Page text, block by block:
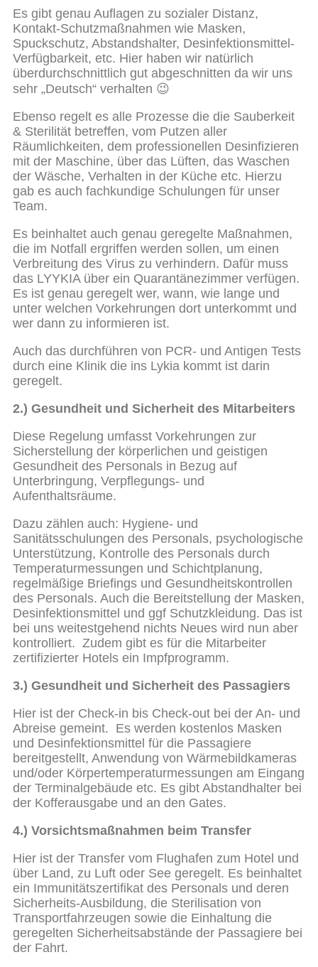
Es gibt genau Auflagen zu sozialer Distanz,
Kontakt-Schutzmaßnahmen wie Masken,
Spuckschutz, Abstandshalter, Desinfektionsmittel-
Verfügbarkeit, etc. Hier haben wir natürlich
überdurchschnittlich gut abgeschnitten da wir uns
sehr „Deutsch“ verhalten 😉
Ebenso regelt es alle Prozesse die die Sauberkeit
& Sterilität betreffen, vom Putzen aller
Räumlichkeiten, dem professionellen Desinfizieren
mit der Maschine, über das Lüften, das Waschen
der Wäsche, Verhalten in der Küche etc. Hierzu
gab es auch fachkundige Schulungen für unser
Team.
Es beinhaltet auch genau geregelte Maßnahmen,
die im Notfall ergriffen werden sollen, um einen
Verbreitung des Virus zu verhindern. Dafür muss
das LYYKIA über ein Quarantänezimmer verfügen.
Es ist genau geregelt wer, wann, wie lange und
unter welchen Vorkehrungen dort unterkommt und
wer dann zu informieren ist.
Auch das durchführen von PCR- und Antigen Tests
durch eine Klinik die ins Lykia kommt ist darin
geregelt.
2.) Gesundheit und Sicherheit des Mitarbeiters
Diese Regelung umfasst Vorkehrungen zur
Sicherstellung der körperlichen und geistigen
Gesundheit des Personals in Bezug auf
Unterbringung, Verpflegungs- und
Aufenthaltsräume.
Dazu zählen auch: Hygiene- und
Sanitätsschulungen des Personals, psychologische
Unterstützung, Kontrolle des Personals durch
Temperaturmessungen und Schichtplanung,
regelmäßige Briefings und Gesundheitskontrollen
des Personals. Auch die Bereitstellung der Masken,
Desinfektionsmittel und ggf Schutzkleidung. Das ist
bei uns weitestgehend nichts Neues wird nun aber
kontrolliert. Zudem gibt es für die Mitarbeiter
zertifizierter Hotels ein Impfprogramm.
3.) Gesundheit und Sicherheit des Passagiers
Hier ist der Check-in bis Check-out bei der An- und
Abreise gemeint. Es werden kostenlos Masken
und Desinfektionsmittel für die Passagiere
bereitgestellt, Anwendung von Wärmebildkameras
und/oder Körpertemperaturmessungen am Eingang
der Terminalgebäude etc. Es gibt Abstandhalter bei
der Kofferausgabe und an den Gates.
4.) Vorsichtsmaßnahmen beim Transfer
Hier ist der Transfer vom Flughafen zum Hotel und
über Land, zu Luft oder See geregelt. Es beinhaltet
ein Immunitätszertifikat des Personals und deren
Sicherheits-Ausbildung, die Sterilisation von
Transportfahrzeugen sowie die Einhaltung die
geregelten Sicherheitsabstände der Passagiere bei
der Fahrt.